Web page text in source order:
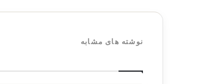
نوشته های مشابه